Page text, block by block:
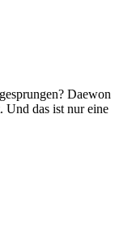
Daewon
Und das ist nur eine